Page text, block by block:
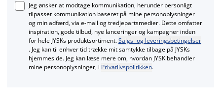
Jeg ønsker at modtage kommunikation, herunder personligt
tilpasset kommunikation baseret på mine personoplysninger
og min adfærd, via e‑mail og tredjepartsmedier. Dette omfatter
inspiration, gode tilbud, nye lanceringer og kampagner inden
for hele JYSKs produktsortiment.Salgs- og leveringsbetingelser
. Jeg kan til enhver tid trække mit samtykke tilbage på JYSKs
hjemmeside. Jeg kan læse mere om, hvordan JYSK behandler
mine personoplysninger, i Privatlivspolitikken.